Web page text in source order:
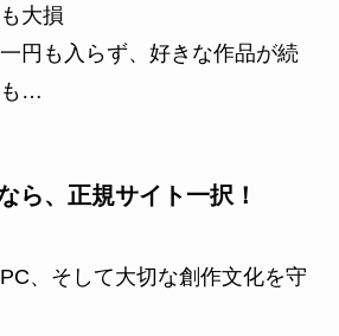
大損
円も入らず、好きな作品が続
も…
ら、正規サイト一択！
、そして大切な創作文化を守